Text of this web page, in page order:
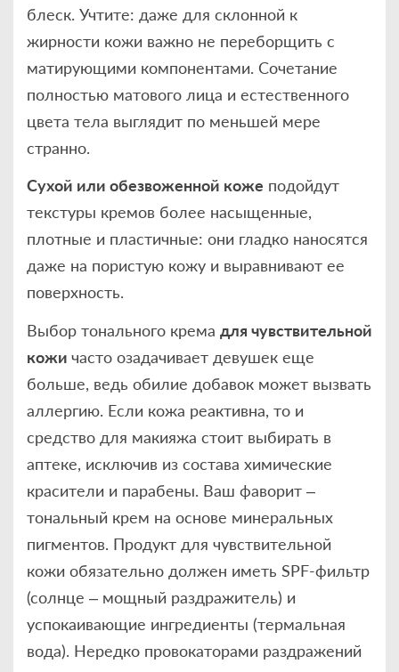
блеск. Учтите: даже для склонной к
жирности кожи важно не переборщить с
матирующими компонентами. Сочетание
полностью матового лица и естественного
цвета тела выглядит по меньшей мере
странно.
Сухой или обезвоженной коже подойдут
текстуры кремов более насыщенные,
плотные и пластичные: они гладко наносятся
даже на пористую кожу и выравнивают ее
поверхность.
Выбор тонального крема для чувствительной
кожи часто озадачивает девушек еще
больше, ведь обилие добавок может вызвать
аллергию. Если кожа реактивна, то и
средство для макияжа стоит выбирать в
аптеке, исключив из состава химические
красители и парабены. Ваш фаворит –
тональный крем на основе минеральных
пигментов. Продукт для чувствительной
кожи обязательно должен иметь SPF-фильтр
(солнце – мощный раздражитель) и
успокаивающие ингредиенты (термальная
вода). Нередко провокаторами раздражений